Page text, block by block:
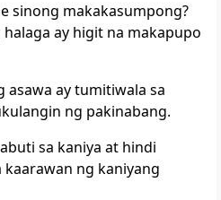
sinong makakasumpong?
ay higit na makapupo
asawa ay tumitiwala sa
ng pakinabang.
sa kaniya at hindi
ng kaniyang